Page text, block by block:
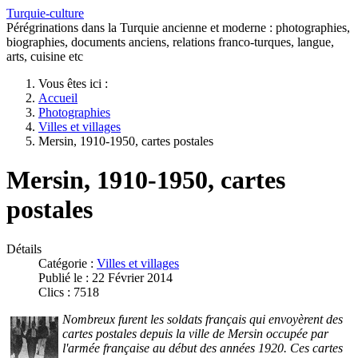
Turquie-culture
Pérégrinations dans la Turquie ancienne et moderne : photographies,
biographies, documents anciens, relations franco-turques, langue,
arts, cuisine etc
Vous êtes ici :
Accueil
Photographies
Villes et villages
Mersin, 1910-1950, cartes postales
Mersin, 1910-1950, cartes
postales
Détails
Catégorie : Villes et villages
Publié le : 22 Février 2014
Clics : 7518
Nombreux furent les soldats français qui envoyèrent des
cartes postales depuis la ville de Mersin occupée par
l'armée française au début des années 1920. Ces cartes